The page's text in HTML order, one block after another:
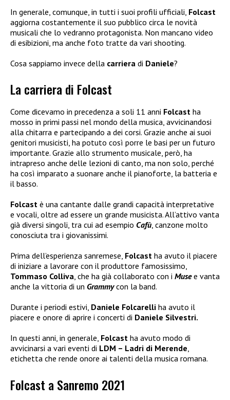
In generale, comunque, in tutti i suoi profili ufficiali, Folcast
aggiorna costantemente il suo pubblico circa le novità
musicali che lo vedranno protagonista. Non mancano video
di esibizioni, ma anche foto tratte da vari shooting.
Cosa sappiamo invece della carriera di Daniele?
La carriera di Folcast
Come dicevamo in precedenza a soli 11 anni Folcast ha
mosso in primi passi nel mondo della musica, avvicinandosi
alla chitarra e partecipando a dei corsi. Grazie anche ai suoi
genitori musicisti, ha potuto così porre le basi per un futuro
importante. Grazie allo strumento musicale, però, ha
intrapreso anche delle lezioni di canto, ma non solo, perché
ha così imparato a suonare anche il pianoforte, la batteria e
il basso.
Folcast è una cantante dalle grandi capacità interpretative
e vocali, oltre ad essere un grande musicista. All’attivo vanta
già diversi singoli, tra cui ad esempio Cafù, canzone molto
conosciuta tra i giovanissimi.
Prima dell’esperienza sanremese, Folcast ha avuto il piacere
di iniziare a lavorare con il produttore famosissimo,
Tommaso Colliva, che ha già collaborato con i Musee vanta
anche la vittoria di un Grammycon la band.
Durante i periodi estivi, Daniele Folcarelli ha avuto il
piacere e onore di aprire i concerti di Daniele Silvestri.
In questi anni, in generale, Folcast ha avuto modo di
avvicinarsi a vari eventi di LDM – Ladri di Merende,
etichetta che rende onore ai talenti della musica romana.
Folcast a Sanremo 2021